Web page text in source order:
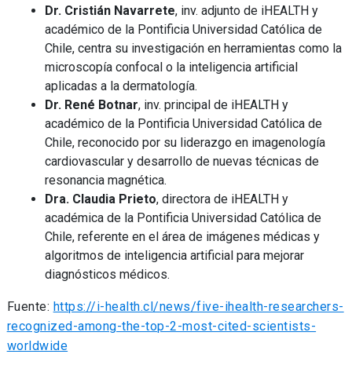
Dr. Cristián Navarrete, inv. adjunto de iHEALTH y
académico de la Pontificia Universidad Católica de
Chile, centra su investigación en herramientas como la
microscopía confocal o la inteligencia artificial
aplicadas a la dermatología.
Dr. René Botnar, inv. principal de iHEALTH y
académico de la Pontificia Universidad Católica de
Chile, reconocido por su liderazgo en imagenología
cardiovascular y desarrollo de nuevas técnicas de
resonancia magnética.
Dra. Claudia Prieto, directora de iHEALTH y
académica de la Pontificia Universidad Católica de
Chile, referente en el área de imágenes médicas y
algoritmos de inteligencia artificial para mejorar
diagnósticos médicos.
Fuente: https://i-health.cl/news/five-ihealth-researchers-
recognized-among-the-top-2-most-cited-scientists-
worldwide